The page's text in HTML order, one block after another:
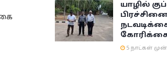
யாழில்
5 நாட்கள்